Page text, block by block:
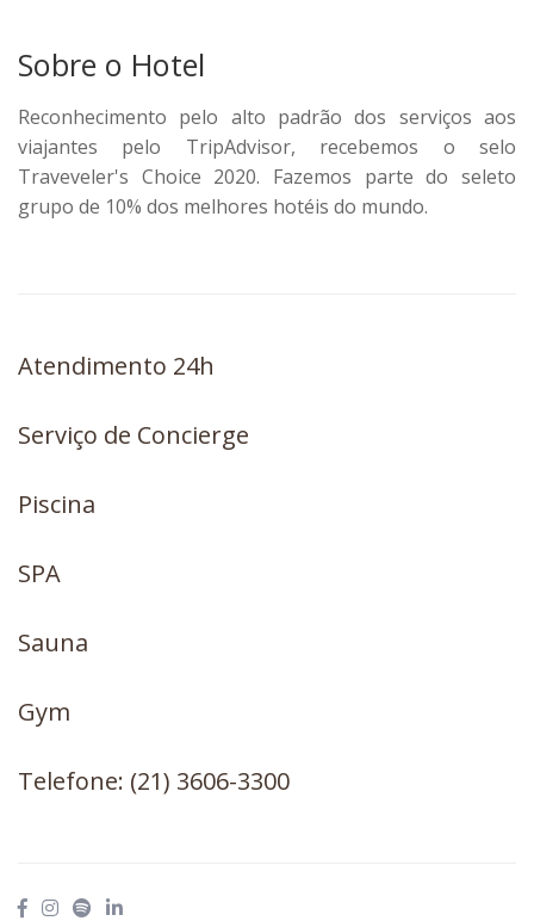
Sobre o Hotel
Reconhecimento pelo alto padrão dos serviços aos
viajantes pelo TripAdvisor, recebemos o selo
Traveveler's Choice 2020. Fazemos parte do seleto
grupo de 10% dos melhores hotéis do mundo.
Atendimento 24h
Serviço de Concierge
Piscina
SPA
Sauna
Gym
Telefone: (21) 3606-3300